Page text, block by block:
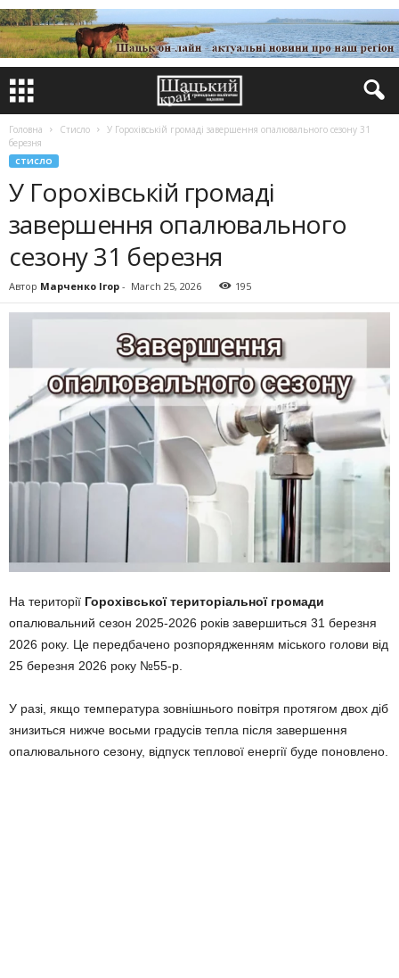
Головна Стисло
У Горохівській громаді завершення опалювального сезону 31
березня
СТИСЛО
У Горохівській громаді
завершення опалювального
сезону 31 березня
Автор Марченко Ігор - March 25, 2026 195
На території Горохівської територіальної громади
опалювальний сезон 2025-2026 років завершиться 31 березня
2026 року. Це передбачено розпорядженням міського голови від
25 березня 2026 року №55-р.
У разі, якщо температура зовнішнього повітря протягом двох діб
знизиться нижче восьми градусів тепла після завершення
опалювального сезону, відпуск теплової енергії буде поновлено.